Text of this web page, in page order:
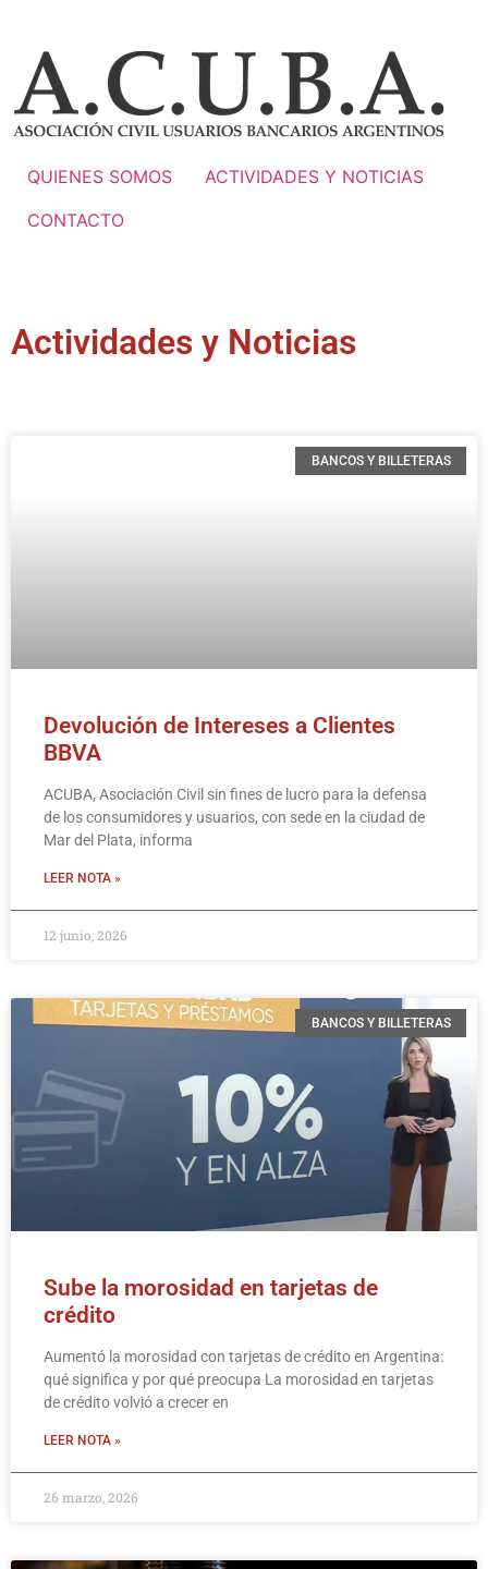
QUIENES SOMOS
ACTIVIDADES Y NOTICIAS
CONTACTO
Actividades y Noticias
BANCOS Y BILLETERAS
Devolución de Intereses a Clientes
BBVA
ACUBA, Asociación Civil sin fines de lucro para la defensa
de los consumidores y usuarios, con sede en la ciudad de
Mar del Plata, informa
LEER NOTA »
12 junio, 2026
BANCOS Y BILLETERAS
Sube la morosidad en tarjetas de
crédito
Aumentó la morosidad con tarjetas de crédito en Argentina:
qué significa y por qué preocupa La morosidad en tarjetas
de crédito volvió a crecer en
LEER NOTA »
26 marzo, 2026